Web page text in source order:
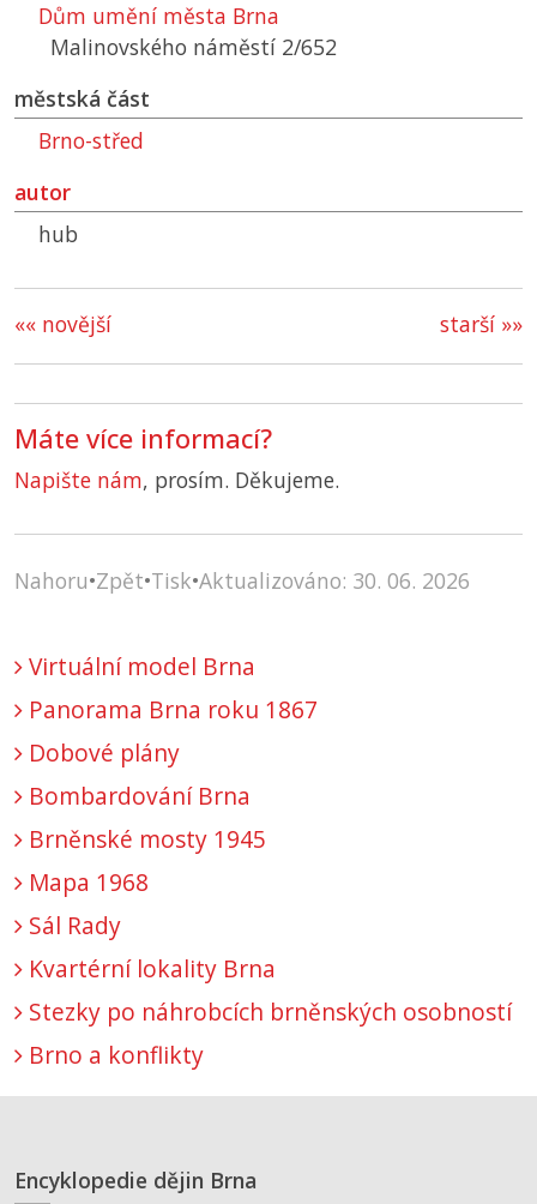
Dům umění města Brna
Malinovského náměstí 2/652
městská část
Brno-střed
autor
hub
starší »»
«« novější
Máte více informací?
Napište nám, prosím. Děkujeme.
Nahoru•Zpět•Tisk•Aktualizováno: 30. 06. 2026
Virtuální model Brna
Panorama Brna roku 1867
Dobové plány
Bombardování Brna
Brněnské mosty 1945
Mapa 1968
Sál Rady
Kvartérní lokality Brna
Stezky po náhrobcích brněnských osobností
Brno a konflikty
Encyklopedie dějin Brna